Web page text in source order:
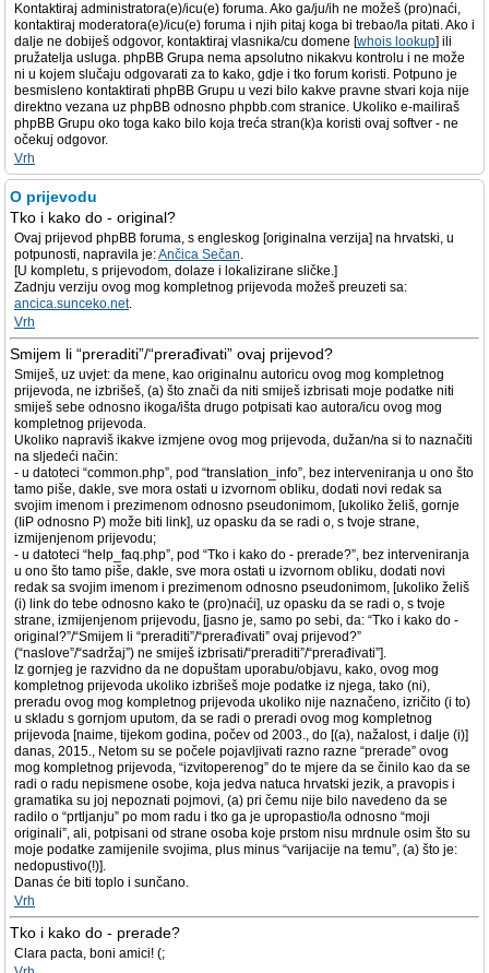
Kontaktiraj administratora(e)/icu(e) foruma. Ako ga/ju/ih ne možeš (pro)naći,
kontaktiraj moderatora(e)/icu(e) foruma i njih pitaj koga bi trebao/la pitati. Ako i
dalje ne dobiješ odgovor, kontaktiraj vlasnika/cu domene [whois lookup] ili
pružatelja usluga. phpBB Grupa nema apsolutno nikakvu kontrolu i ne može
ni u kojem slučaju odgovarati za to kako, gdje i tko forum koristi. Potpuno je
besmisleno kontaktirati phpBB Grupu u vezi bilo kakve pravne stvari koja nije
direktno vezana uz phpBB odnosno phpbb.com stranice. Ukoliko e-mailiraš
phpBB Grupu oko toga kako bilo koja treća stran(k)a koristi ovaj softver - ne
očekuj odgovor.
Vrh
O prijevodu
Tko i kako do - original?
Ovaj prijevod phpBB foruma, s engleskog [originalna verzija] na hrvatski, u
potpunosti, napravila je:Ančica Sečan.
[U kompletu, s prijevodom, dolaze i lokalizirane sličke.]
Zadnju verziju ovog mog kompletnog prijevoda možeš preuzeti sa:
ancica.sunceko.net.
Vrh
Smijem li “preraditi”/“prerađivati” ovaj prijevod?
Smiješ, uz uvjet: da mene, kao originalnu autoricu ovog mog kompletnog
prijevoda, ne izbrišeš, (a) što znači da niti smiješ izbrisati moje podatke niti
smiješ sebe odnosno ikoga/išta drugo potpisati kao autora/icu ovog mog
kompletnog prijevoda.
Ukoliko napraviš ikakve izmjene ovog mog prijevoda, dužan/na si to naznačiti
na sljedeći način:
- u datoteci “common.php”, pod “translation_info”, bez interveniranja u ono što
tamo piše, dakle, sve mora ostati u izvornom obliku, dodati novi redak sa
svojim imenom i prezimenom odnosno pseudonimom, [ukoliko želiš, gornje
(IiP odnosno P) može biti link], uz opasku da se radi o, s tvoje strane,
izmijenjenom prijevodu;
- u datoteci “help_faq.php”, pod “Tko i kako do - prerade?”, bez interveniranja
u ono što tamo piše, dakle, sve mora ostati u izvornom obliku, dodati novi
redak sa svojim imenom i prezimenom odnosno pseudonimom, [ukoliko želiš
(i) link do tebe odnosno kako te (pro)naći], uz opasku da se radi o, s tvoje
strane, izmijenjenom prijevodu, [jasno je, samo po sebi, da: “Tko i kako do -
original?”/“Smijem li “preraditi”/“prerađivati” ovaj prijevod?”
(“naslove”/“sadržaj”) ne smiješ izbrisati/“preraditi”/“prerađivati”].
Iz gornjeg je razvidno da ne dopuštam uporabu/objavu, kako, ovog mog
kompletnog prijevoda ukoliko izbrišeš moje podatke iz njega, tako (ni),
preradu ovog mog kompletnog prijevoda ukoliko nije naznačeno, izričito (i to)
u skladu s gornjom uputom, da se radi o preradi ovog mog kompletnog
prijevoda [naime, tijekom godina, počev od 2003., do [(a), nažalost, i dalje (i)]
danas, 2015., Netom su se počele pojavljivati razno razne “prerade” ovog
mog kompletnog prijevoda, “izvitoperenog” do te mjere da se činilo kao da se
radi o radu nepismene osobe, koja jedva natuca hrvatski jezik, a pravopis i
gramatika su joj nepoznati pojmovi, (a) pri čemu nije bilo navedeno da se
radilo o “prtljanju” po mom radu i tko ga je upropastio/la odnosno “moji
originali”, ali, potpisani od strane osoba koje prstom nisu mrdnule osim što su
moje podatke zamijenile svojima, plus minus “varijacije na temu”, (a) što je:
nedopustivo(!)].
Danas će biti toplo i sunčano.
Vrh
Tko i kako do - prerade?
Clara pacta, boni amici! (;